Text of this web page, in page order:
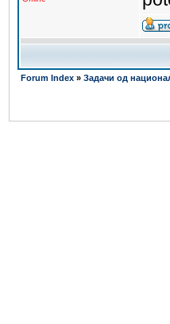
Forum Index » Задачи од